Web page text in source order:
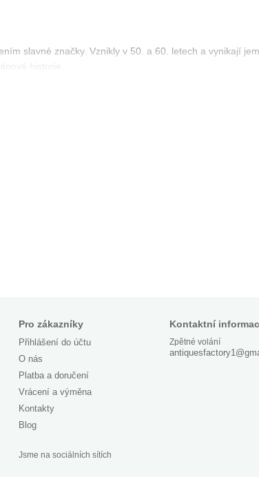
slavné značky. Vznikly v 50. a 60. letech a vynikají
historie.
Pro zákazníky
Přihlášení do účtu
O nás
Platba a doručení
Vrácení a výměna
Kontakty
Blog
Jsme na sociálních sítích
Kontaktní
Zpětné volání